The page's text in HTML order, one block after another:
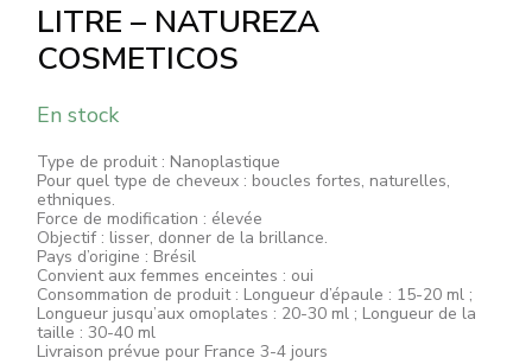
LITRE – NATUREZA
COSMETICOS
En stock
Type de produit : Nanoplastique
Pour quel type de cheveux : boucles fortes, naturelles,
ethniques.
Force de modification : élevée
Objectif : lisser, donner de la brillance.
Pays d’origine : Brésil
Convient aux femmes enceintes : oui
Consommation de produit : Longueur d’épaule : 15-20 ml ;
Longueur jusqu’aux omoplates : 20-30 ml ; Longueur de la
taille : 30-40 ml
Livraison prévue pour France 3-4 jours